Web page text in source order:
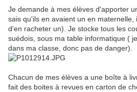
Je demande à mes élèves d'apporter
sais qu'ils en avaient un en maternelle,
d'en racheter un). Je stocke tous les
suédois, sous ma table informatique (
dans ma classe, donc pas de danger).
Chacun de mes élèves a une boîte à
fait des boites à revues en carton de